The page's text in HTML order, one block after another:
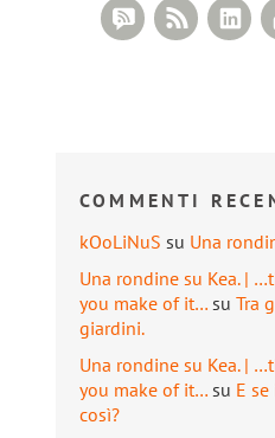
RSS
RSS
COMMENTI
kOoLiNuS su Una
Una rondine su Kea. |
you make of it… su Tra
giardini.
Una rondine su Kea. |
you make of it… su E
così?